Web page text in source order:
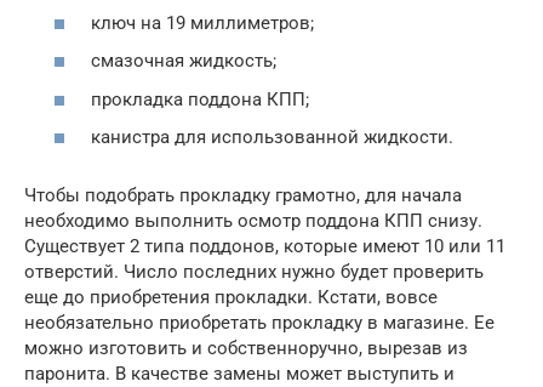
ключ на 19 миллиметров;
смазочная жидкость;
прокладка поддона КПП;
канистра для использованной жидкости.
Чтобы подобрать прокладку грамотно, для начала
необходимо выполнить осмотр поддона КПП снизу.
Существует 2 типа поддонов, которые имеют 10 или 11
отверстий. Число последних нужно будет проверить
еще до приобретения прокладки. Кстати, вовсе
необязательно приобретать прокладку в магазине. Ее
можно изготовить и собственноручно, вырезав из
паронита. В качестве замены может выступить и